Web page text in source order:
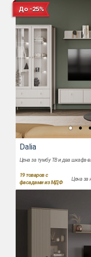
До -25%
Dalia
Цена за тумбу ТВ и два шкафа-
19товаров с
фасадами из МДФ
Цена за